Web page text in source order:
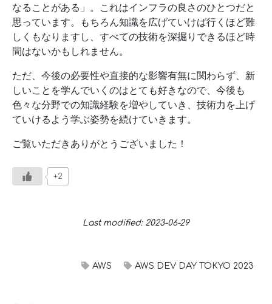
なることがある」。これはインフラの良さのひとつだと
思っています。もちろん知識を広げていけば行くほど難
しくもなりますし、すべての技術を深掘りできるほど時
間はないかもしれません。
ただ、今後の必要性や直接的な影響有無に関わらず、新
しいことを学んでいくのはとても好きなので、今後も
色々な分野での知識経験を増やしていき、技術力を上げ
ていけるよう学ぶ姿勢を続けていきます。
ご覧いただきありがとうございました！
+2
Last modified: 2023-06-29
AWS AWS DEV DAY TOKYO 2023